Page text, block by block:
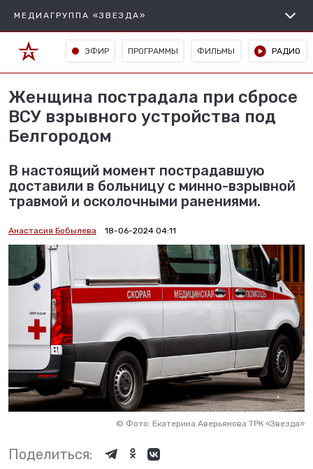
МЕДИАГРУППА «ЗВЕЗДА»
ЭФИР ПРОГРАММЫ ФИЛЬМЫ РАДИО
Женщина пострадала при сбросе
ВСУ взрывного устройства под
Белгородом
В настоящий момент пострадавшую
доставили в больницу с минно-взрывной
травмой и осколочными ранениями.
Анастасия Бобылева 18-06-2024 04:11
© Фото: Екатерина Аверьянова ТРК «Звезда»
Поделиться: